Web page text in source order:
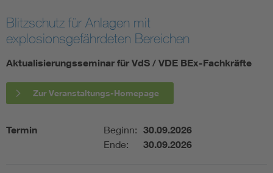
Assisted Living
Blitzschutz für Anlagen mit
explosionsgefährdeten Bereichen
Aktualisierungsseminar für VdS / VDE BEx-Fachkräfte
Zur Veranstaltungs-Homepage
Termin Beginn: 30.09.2026
Ende: 30.09.2026